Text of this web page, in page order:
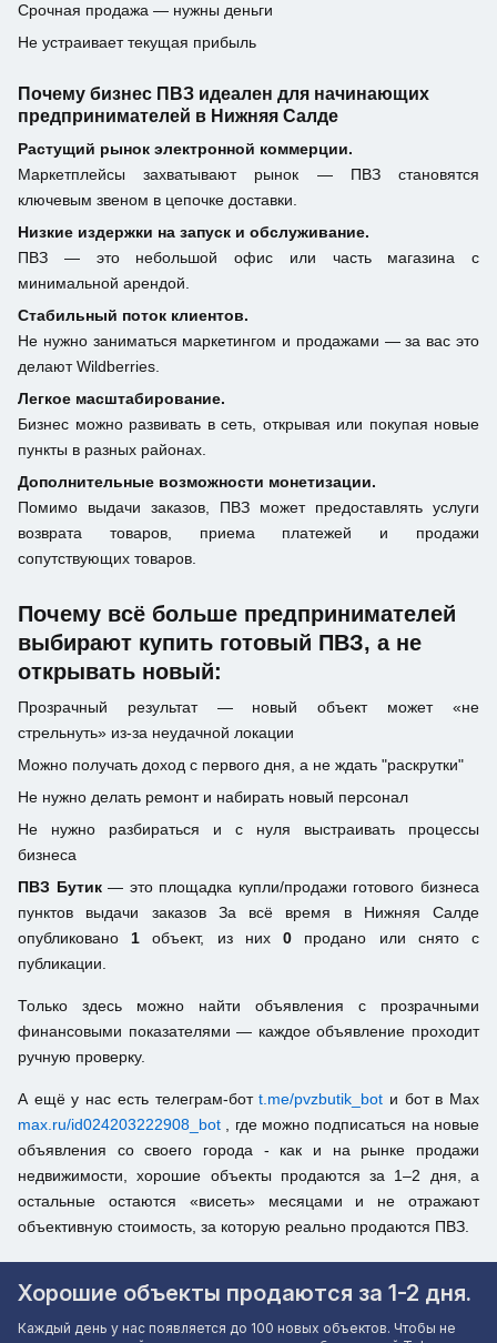
Срочная продажа — нужны деньги
Не устраивает текущая прибыль
Почему бизнес ПВЗ идеален для начинающих
предпринимателей в Нижняя Салде
Растущий рынок электронной коммерции.
Маркетплейсы захватывают рынок — ПВЗ становятся
ключевым звеном в цепочке доставки.
Низкие издержки на запуск и обслуживание.
ПВЗ — это небольшой офис или часть магазина с
минимальной арендой.
Стабильный поток клиентов.
Не нужно заниматься маркетингом и продажами — за вас это
делают Wildberries.
Легкое масштабирование.
Бизнес можно развивать в сеть, открывая или покупая новые
пункты в разных районах.
Дополнительные возможности монетизации.
Помимо выдачи заказов, ПВЗ может предоставлять услуги
возврата товаров, приема платежей и продажи
сопутствующих товаров.
Почему всё больше предпринимателей
выбирают купить готовый ПВЗ, а не
открывать новый:
Прозрачный результат — новый объект может «не
стрельнуть» из-за неудачной локации
Можно получать доход с первого дня, а не ждать "раскрутки"
Не нужно делать ремонт и набирать новый персонал
Не нужно разбираться и с нуля выстраивать процессы
бизнеса
ПВЗ Бутик— это площадка купли/продажи готового бизнеса
пунктов выдачи заказов За всё время в Нижняя Салде
опубликовано 1 объект, из них0 продано или снято с
публикации.
Только здесь можно найти объявления с прозрачными
финансовыми показателями — каждое объявление проходит
ручную проверку.
А ещё у нас есть телеграм-ботt.me/pvzbutik_bot и бот в Max
max.ru/id024203222908_bot
, где можно подписаться на новые
объявления со своего города - как и на рынке продажи
недвижимости, хорошие объекты продаются за 1–2 дня, а
остальные остаются «висеть» месяцами и не отражают
объективную стоимость, за которую реально продаются ПВЗ.
Хорошие объекты продаются за 1-2 дня.
Каждый день у нас появляется до 100 новых объектов. Чтобы не